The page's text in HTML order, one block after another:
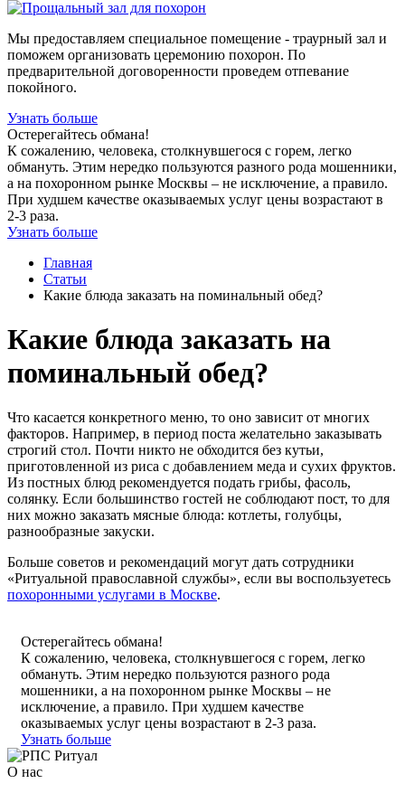
Мы предоставляем специальное помещение - траурный зал и
поможем организовать церемонию похорон. По
предварительной договоренности проведем отпевание
покойного.
Узнать больше
Остерегайтесь обмана!
К сожалению, человека, столкнувшегося с горем, легко
обмануть. Этим нередко пользуются разного рода мошенники,
а на похоронном рынке Москвы – не исключение, а правило.
При худшем качестве оказываемых услуг цены возрастают в
2-3 раза.
Узнать больше
Главная
Статьи
Какие блюда заказать на поминальный обед?
Какие блюда заказать на
поминальный обед?
Что касается конкретного меню, то оно зависит от многих
факторов. Например, в период поста желательно заказывать
строгий стол. Почти никто не обходится без кутьи,
приготовленной из риса с добавлением меда и сухих фруктов.
Из постных блюд рекомендуется подать грибы, фасоль,
солянку. Если большинство гостей не соблюдают пост, то для
них можно заказать мясные блюда: котлеты, голубцы,
разнообразные закуски.
Больше советов и рекомендаций могут дать сотрудники
«Ритуальной православной службы», если вы воспользуетесь
похоронными услугами в Москве.
Остерегайтесь обмана!
К сожалению, человека, столкнувшегося с горем, легко
обмануть. Этим нередко пользуются разного рода
мошенники, а на похоронном рынке Москвы – не
исключение, а правило. При худшем качестве
оказываемых услуг цены возрастают в 2-3 раза.
Узнать больше
О нас